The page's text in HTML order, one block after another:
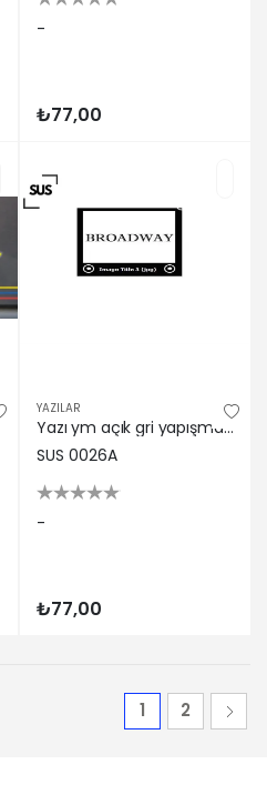
-
₺77,00
YAZILAR
Yazı ym açık gri yapışma brodway r sus
SUS 0026A
-
₺77,00
1 2